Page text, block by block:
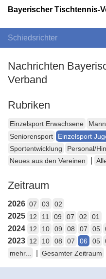
Bayerischer Tischtennis-
Schiedsrichter
Nachrichten
Verband
Rubriken
Einzelsport Erwachsene
Seniorensport
Einzelsport
Sportentwicklung
Personal/
Neues aus den Vereinen
Zeitraum
2026 07 03 02
2025 12 11 09 07 02 01
2024 12 10 09 08 07 05
2023 12 10 08 07 06 05
mehr...
Gesamter Zeitraum